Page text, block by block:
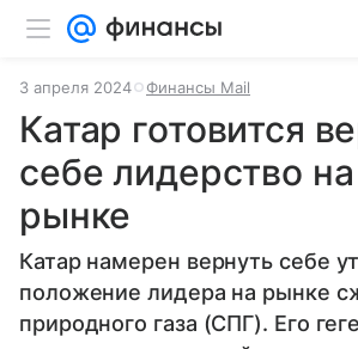
3 апреля 2024 Финансы Mail
Катар готовится
себе лидерство
рынке
Катар намерен вернуть себе
положение лидера на рынке
природного газа (СПГ). Его